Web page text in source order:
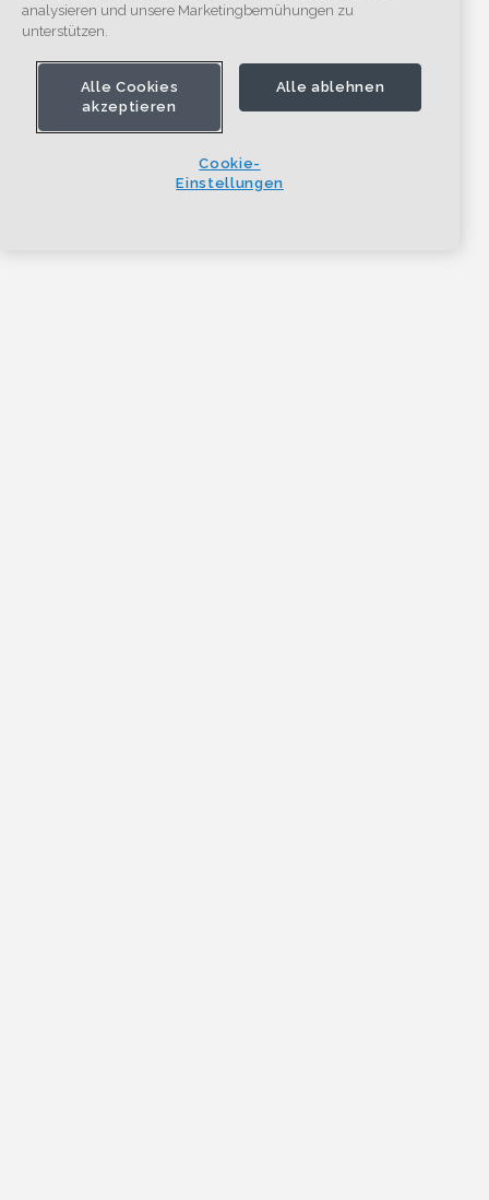
analysieren und unsere Marketingbemühungen zu
unterstützen.
Alle Cookies
akzeptieren
Alle ablehnen
Cookie-
Einstellungen